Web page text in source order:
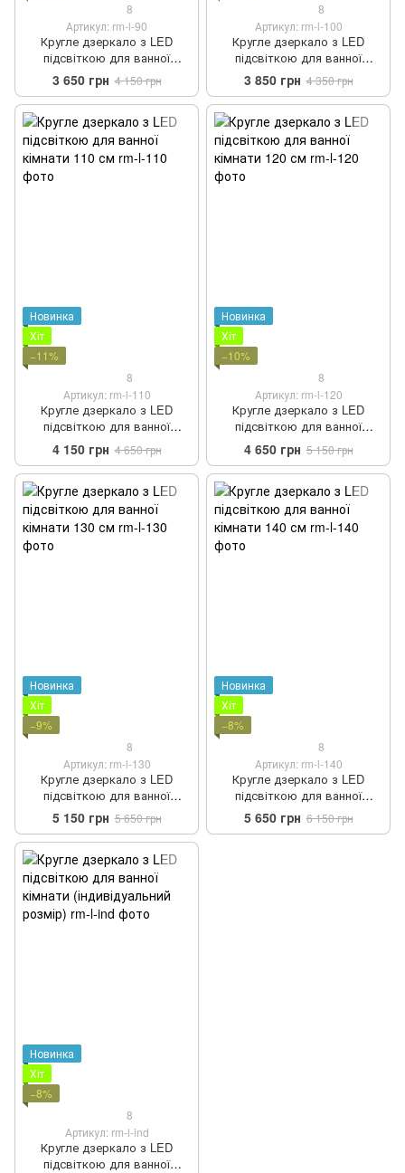
8
Артикул: rm-l-90
Кругле дзеркало з LED
підсвіткою для ванної
кімнати 90 см
3 650 грн 4 150 грн
8
Артикул: rm-l-100
Кругле дзеркало з LED
підсвіткою для ванної
кімнати 100 см
3 850 грн 4 350 грн
Новинка
Хіт
−11%
8
Артикул: rm-l-110
Кругле дзеркало з LED
підсвіткою для ванної
кімнати 110 см
4 150 грн 4 650 грн
Новинка
Хіт
−10%
8
Артикул: rm-l-120
Кругле дзеркало з LED
підсвіткою для ванної
кімнати 120 см
4 650 грн 5 150 грн
Новинка
Хіт
−9%
8
Артикул: rm-l-130
Кругле дзеркало з LED
підсвіткою для ванної
кімнати 130 см
5 150 грн 5 650 грн
Новинка
Хіт
−8%
8
Артикул: rm-l-140
Кругле дзеркало з LED
підсвіткою для ванної
кімнати 140 см
5 650 грн 6 150 грн
Новинка
Хіт
−8%
8
Артикул: rm-l-ind
Кругле дзеркало з LED
підсвіткою для ванної